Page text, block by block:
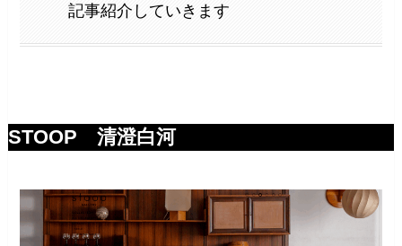
記事紹介していきます
STOOP 清澄白河